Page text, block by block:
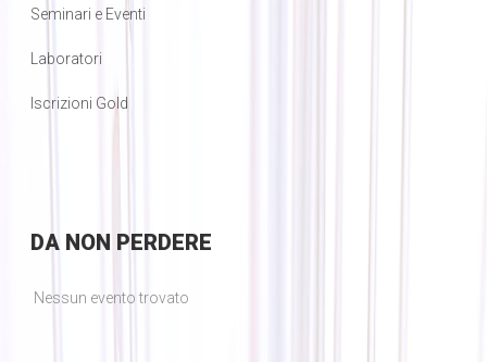
Seminari e Eventi
Laboratori
Iscrizioni Gold
DANON PERDERE
Nessun evento trovato